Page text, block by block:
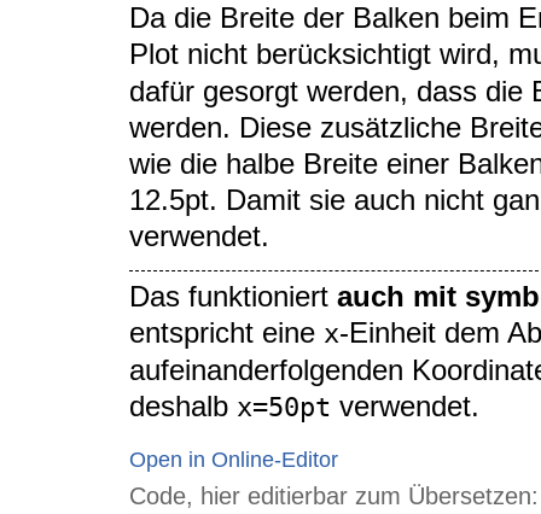
Da die Breite der Balken beim
Plot nicht berücksichtigt wird,
dafür gesorgt werden, dass die
werden. Diese zusätzliche
wie die halbe Breite einer
12.5pt. Damit sie auch nicht
verwendet.
Das funktioniert auch mit
entspricht eine x-Einheit dem
aufeinanderfolgenden
deshalb x=50pt verwendet.
Open in Online-Editor
Code, hier editierbar zum Übersetzen: